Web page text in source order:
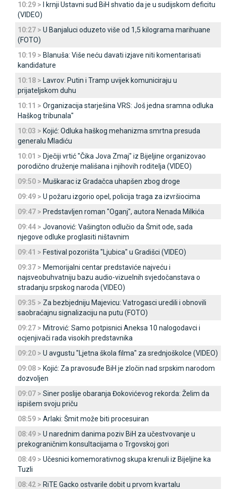
10:29 >
I krnji Ustavni sud BiH shvatio da je u sudijskom deficitu
(VIDEO)
10:27 > U Banjaluci oduzeto više od 1,5 kilograma marihuane
(FOTO)
10:19 > Blanuša: Više neću davati izjave niti komentarisati
kandidature
10:18 > Lavrov: Putin i Tramp uvijek komuniciraju u
prijateljskom duhu
10:11 > Organizacija starješina VRS: Јoš jedna sramna odluka
Haškog tribunala"
10:03 > Kojić: Odluka haškog mehanizma smrtna presuda
generalu Mladiću
10:01 > Dječiji vrtić "Čika Јova Zmaj" iz Bijeljine organizovao
porodično druženje mališana i njihovih roditelja (VIDEO)
09:50 > Muškarac iz Gradačca uhapšen zbog droge
09:49 > U požaru izgorio opel, policija traga za izvršiocima
09:47 > Predstavljen roman "Oganj", autora Nenada Milkića
09:44 > Јovanović: Vašington odlučio da Šmit ode, sada
njegove odluke proglasiti ništavnim
09:41 > Festival pozorišta "Ljubica" u Gradišci (VIDEO)
09:37 > Memorijalni centar predstaviće najveću i
najsveobuhvatniju bazu audio-vizuelnih svjedočanstava o
stradanju srpskog naroda (VIDEO)
09:35 > Za bezbjedniju Majevicu: Vatrogasci uredili i obnovili
saobraćajnu signalizaciju na putu (FOTO)
09:27 > Mitrović: Samo potpisnici Aneksa 10 nalogodavci i
ocjenjivači rada visokih predstavnika
09:20 > U avgustu "Ljetna škola filma" za srednjoškolce (VIDEO)
09:08 > Kojić: Za pravosuđe BiH je zločin nad srpskim narodom
dozvoljen
09:07 > Siner poslije obaranja Đokovićevog rekorda: Želim da
ispišem svoju priču
08:59 > Arlaki: Šmit može biti procesuiran
08:49 > U narednim danima poziv BiH za učestvovanje u
prekograničnim konsultacijama o Trgovskoj gori
08:49 > Učesnici komemorativnog skupa krenuli iz Bijeljine ka
Tuzli
08:42 > RiTE Gacko ostvarile dobit u prvom kvartalu